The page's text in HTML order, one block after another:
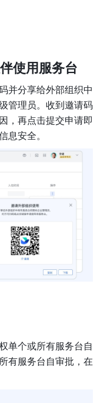
使用服务台
并分享给外部组织中
管理员。收到邀请码
，再点击提交申请即
息安全。
单个或所有服务台自
有服务台自审批，在